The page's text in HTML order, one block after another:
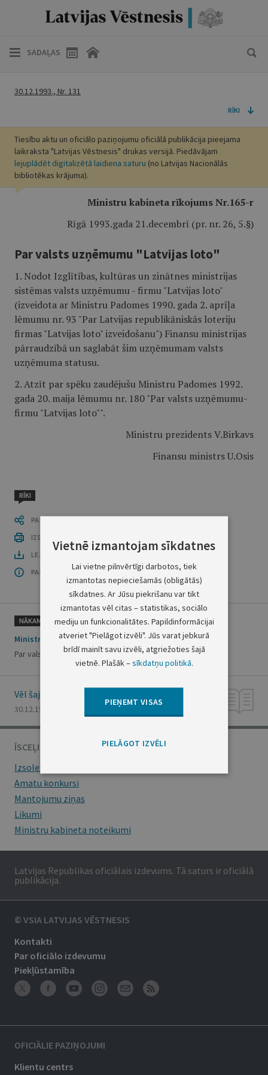
SADAĻAS
30.12.1993., Nr. 131
RĪKI
Tiesību aktu un oficiālo paziņojumu oficiālā publikācija pieejama
laikraksta "Latvijas Vēstnesis" drukas versijā. Piedāvājam
lejuplādēt digitalizētā laidiena saturu (no Latvijas Nacionālās
bibliotēkas krājuma).
Ministru kabineta rīkojums Nr.165-r
Rīgā 1993.gada 21.decembrī (pr. nr. 26, 5.§)
Par valsts uzņēmumu "Latvijas loto"
1. Nodot Izglītības, kultūras un zinātnes ministrijas
sistēmas valsts uzņēmumu - firmu "Latvijas loto"
(izveidota ar Ministru Padomes 1990. gada 2. aprīļa
lēmumu nr. 93 "Par Latvijas republikāniskās loteriju
firmas "Latvijas loto" izveidošanu") Finansu ministrijas
pārraudzībā un saglabāt šim uzņēmumam valsts
uzņēmuma statusu.
2. Atzīt par spēku zaudējušu Ministru Padomes 1992.
gada 20. maija lēmumu nr. 180 "Par valsts uzņēmumu-
firmu "Latvijas loto"".
Ministru prezidents V.Birkavs
Finansu ministrs U.Osis
RĪKI
PASTĀSTI CITIEM
IZDRUKĀT PUBLIKĀCIJU
LEJUPLĀDĒT LAIDIENU (PDF)
PAR OFICIĀLO IZDEVUMU
NĀKAMAIS
Ministru kabineta sēdes protokola izraksts Nr.26
Par valsts labības ražošanas un patēriņa bilanci
Vēl šajā numurā
30.12.1993., Nr. 131
ĪSCEĻI
Izsoles
Amatu konkursi
Mantojumu ziņas
Likumi
Ministru kabineta noteikumi
Latvijas Republikas oficiālais izdevums. Tā saturs ir oficiālā
publikācija.
© VSIA LATVIJAS VĒSTNESIS
Kontakti
Par oficiālo izdevumu
Piekļūstamība
OFICIĀLIE PAZIŅOJUMI
Klientu centrs
Vietnē izmantojam sīkdatnes
Lai vietne pilnvērtīgi darbotos, tiek
izmantotas nepieciešamās (obligātās)
sīkdatnes. Ar Jūsu piekrišanu var tikt
izmantotas vēl citas – statistikas, sociālo
mediju un funkcionalitātes. Papildinformācijai
atveriet "Pielāgot izvēli". Jūs varat jebkurā
brīdī mainīt savu izvēli, atgriežoties šajā
vietnē. Plašāk –sīkdatņu politikā.
PIEŅEMT VISAS
PIELĀGOT IZVĒLI